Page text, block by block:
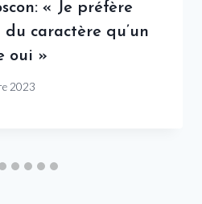
« Je préfère
caractère qu’un
oui »
2023